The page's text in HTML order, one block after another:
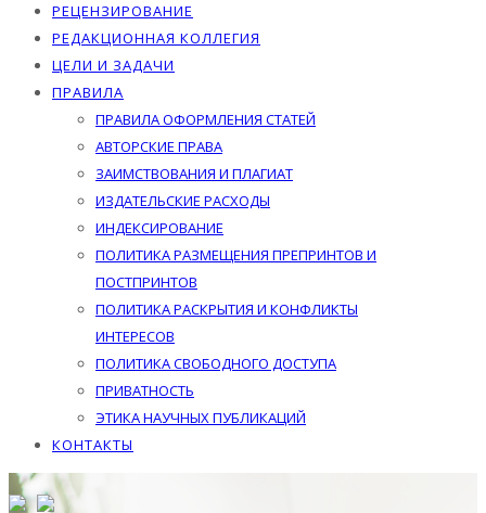
РЕЦЕНЗИРОВАНИЕ
РЕДАКЦИОННАЯ КОЛЛЕГИЯ
ЦЕЛИ И ЗАДАЧИ
ПРАВИЛА
ПРАВИЛА ОФОРМЛЕНИЯ СТАТЕЙ
АВТОРСКИЕ ПРАВА
ЗАИМСТВОВАНИЯ И ПЛАГИАТ
ИЗДАТЕЛЬСКИЕ РАСХОДЫ
ИНДЕКСИРОВАНИЕ
ПОЛИТИКА РАЗМЕЩЕНИЯ ПРЕПРИНТОВ И
ПОСТПРИНТОВ
ПОЛИТИКА РАСКРЫТИЯ И КОНФЛИКТЫ
ИНТЕРЕСОВ
ПОЛИТИКА СВОБОДНОГО ДОСТУПА
ПРИВАТНОСТЬ
ЭТИКА НАУЧНЫХ ПУБЛИКАЦИЙ
КОНТАКТЫ